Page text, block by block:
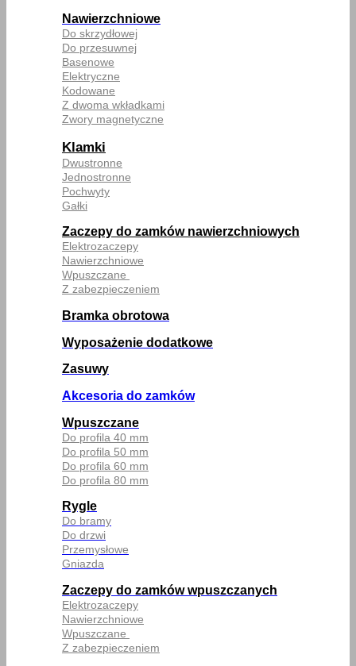
Nawierzchniowe
Do skrzydłowej
Do przesuwnej
Basenowe
Elektryczne
Kodowane
Z dwoma wkładkami
Zwory magnetyczne
Klamki
Dwustronne
Jednostronne
Pochwyty
Gałki
Zaczepy do zamków nawierzchniowych
Elektrozaczepy
Nawierzchniowe
Wpuszczane
Z zabezpieczeniem
Bramka obrotowa
Wyposażenie dodatkowe
Zasuwy
Akcesoria do zamków
Wpuszczane
Do profila 40 mm
Do profila 50 mm
Do profila 60 mm
Do profila 80 mm
Rygle
Do bramy
Do drzwi
Przemysłowe
Gniazda
Zaczepy do zamków wpuszczanych
Elektrozaczepy
Nawierzchniowe
Wpuszczane
Z zabezpieczeniem